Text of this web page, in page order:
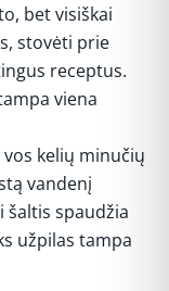
bet visiškai
stovėti prie
receptus.
viena
kelių minučių
vandenį
spaudžia
užpilas tampa